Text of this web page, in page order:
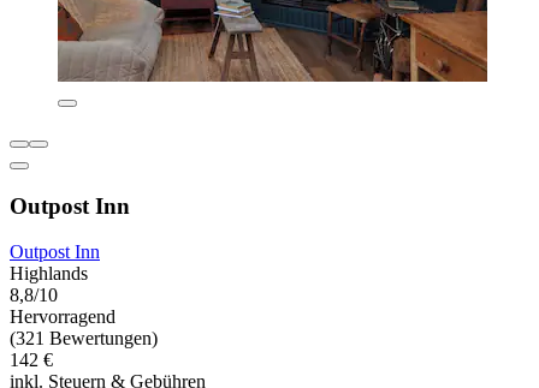
Outpost Inn
Outpost Inn
Highlands
8,8/10
Hervorragend
(321 Bewertungen)
142 €
inkl. Steuern & Gebühren